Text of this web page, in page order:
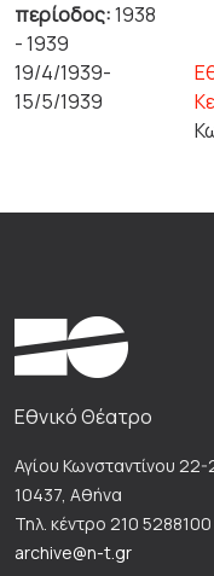
περίοδος:1938
- 1939
19/4/1939-
15/5/1939
Εθνικό Θέατρο
Αγίου Κωνσταντίνου 22-
10437, Αθήνα
Τηλ. κέντρο 210 5288100
archive@n-t.gr